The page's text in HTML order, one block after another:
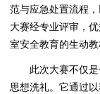
范与应急处置流程
大赛经专业评审，
室安全教育的生动教
此次大赛不仅
思想洗礼。它通过